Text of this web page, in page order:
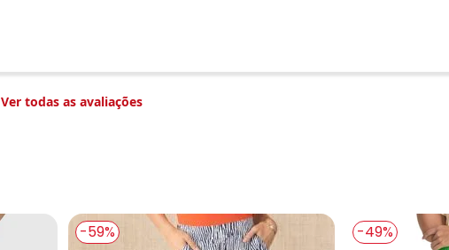
Ver todas as avaliações
-59% -49%
Ao enviar o cadastro, você concorda com a nossaPolítica de
Privacidade